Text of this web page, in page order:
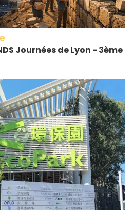
Journées de Lyon - 3ème